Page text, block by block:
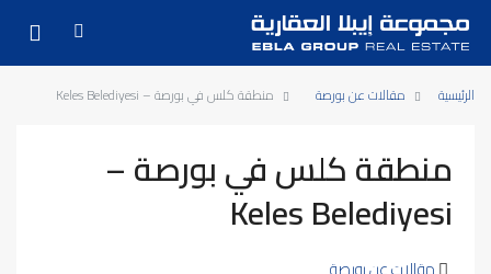
الرئيسية مقالات عن بورصة منطقة كلس في بورصة – Keles Belediyesi
منطقة كلس في بورصة –
Keles Belediyesi